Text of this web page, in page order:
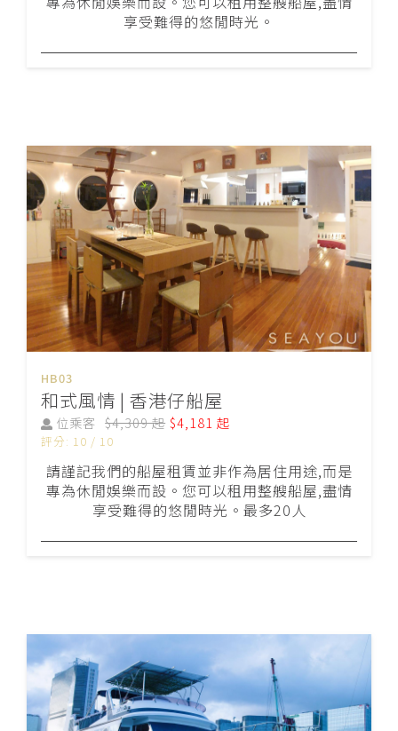
享受難得的悠閒時光。
HB03
和式風情 | 香港仔船屋
位乘客 $4,309 起 $4,181 起
評分: 10 / 10
請謹記我們的船屋租賃並非作為居住用途,而是
專為休閒娛樂而設。您可以租用整艘船屋,盡情
享受難得的悠閒時光。最多20人